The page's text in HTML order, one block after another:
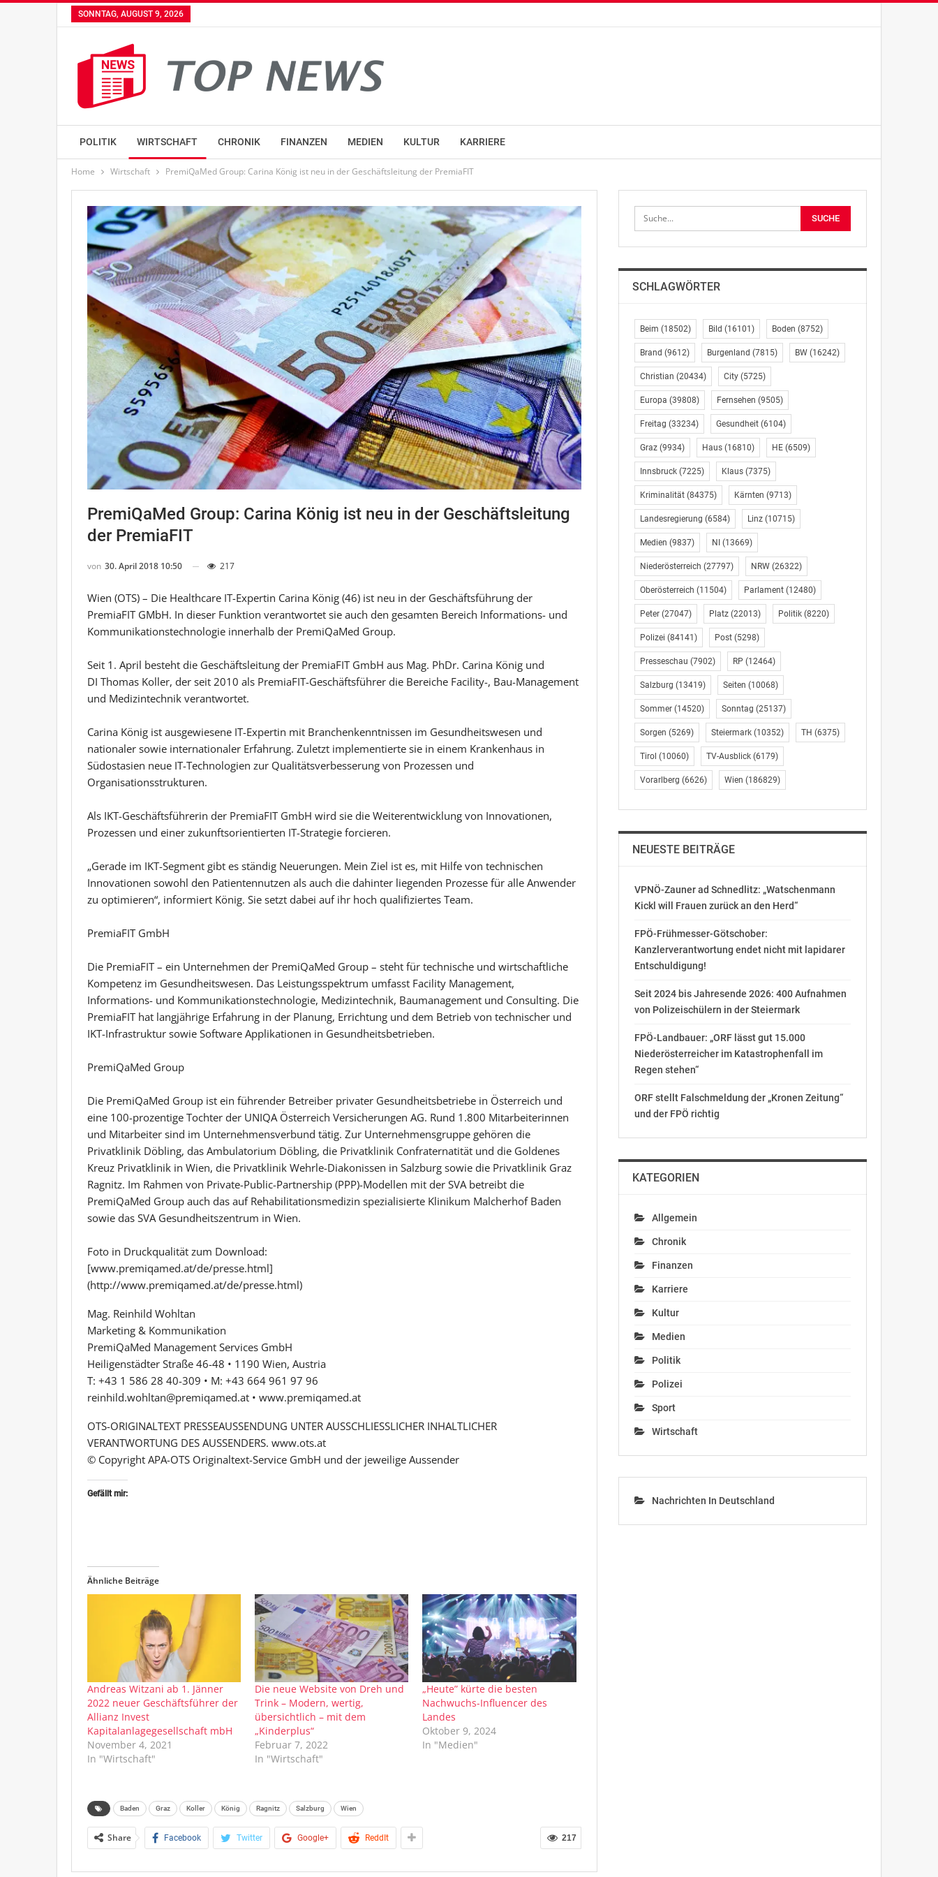
SONNTAG, AUGUST 9, 2026
POLITIK WIRTSCHAFT CHRONIK FINANZEN MEDIEN KULTUR KARRIERE
Home Wirtschaft PremiQaMed Group: Carina König ist neu in der Geschäftsleitung der PremiaFIT
PremiQaMed Group: Carina König ist neu in der Geschäftsleitung
der PremiaFIT
von 30. April 2018 10:50 217
Wien (OTS) – Die Healthcare IT-Expertin Carina König (46) ist neu in der Geschäftsführung der
PremiaFIT GMbH. In dieser Funktion verantwortet sie auch den gesamten Bereich Informations- und
Kommunikationstechnologie innerhalb der PremiQaMed Group.
Seit 1. April besteht die Geschäftsleitung der PremiaFIT GmbH aus Mag. PhDr. Carina König und
DI Thomas Koller, der seit 2010 als PremiaFIT-Geschäftsführer die Bereiche Facility-, Bau-Management
und Medizintechnik verantwortet.
Carina König ist ausgewiesene IT-Expertin mit Branchenkenntnissen im Gesundheitswesen und
nationaler sowie internationaler Erfahrung. Zuletzt implementierte sie in einem Krankenhaus in
Südostasien neue IT-Technologien zur Qualitätsverbesserung von Prozessen und
Organisationsstrukturen.
Als IKT-Geschäftsführerin der PremiaFIT GmbH wird sie die Weiterentwicklung von Innovationen,
Prozessen und einer zukunftsorientierten IT-Strategie forcieren.
„Gerade im IKT-Segment gibt es ständig Neuerungen. Mein Ziel ist es, mit Hilfe von technischen
Innovationen sowohl den Patientennutzen als auch die dahinter liegenden Prozesse für alle Anwender
zu optimieren“, informiert König. Sie setzt dabei auf ihr hoch qualifiziertes Team.
PremiaFIT GmbH
Die PremiaFIT – ein Unternehmen der PremiQaMed Group – steht für technische und wirtschaftliche
Kompetenz im Gesundheitswesen. Das Leistungsspektrum umfasst Facility Management,
Informations- und Kommunikationstechnologie, Medizintechnik, Baumanagement und Consulting. Die
PremiaFIT hat langjährige Erfahrung in der Planung, Errichtung und dem Betrieb von technischer und
IKT-Infrastruktur sowie Software Applikationen in Gesundheitsbetrieben.
PremiQaMed Group
Die PremiQaMed Group ist ein führender Betreiber privater Gesundheitsbetriebe in Österreich und
eine 100-prozentige Tochter der UNIQA Österreich Versicherungen AG. Rund 1.800 Mitarbeiterinnen
und Mitarbeiter sind im Unternehmensverbund tätig. Zur Unternehmensgruppe gehören die
Privatklinik Döbling, das Ambulatorium Döbling, die Privatklinik Confraternatität und die Goldenes
Kreuz Privatklinik in Wien, die Privatklinik Wehrle-Diakonissen in Salzburg sowie die Privatklinik Graz
Ragnitz. Im Rahmen von Private-Public-Partnership (PPP)-Modellen mit der SVA betreibt die
PremiQaMed Group auch das auf Rehabilitationsmedizin spezialisierte Klinikum Malcherhof Baden
sowie das SVA Gesundheitszentrum in Wien.
Foto in Druckqualität zum Download:
[www.premiqamed.at/de/presse.html]
(http://www.premiqamed.at/de/presse.html)
Mag. Reinhild Wohltan
Marketing & Kommunikation
PremiQaMed Management Services GmbH
Heiligenstädter Straße 46-48 • 1190 Wien, Austria
T: +43 1 586 28 40-309 • M: +43 664 961 97 96
reinhild.wohltan@premiqamed.at • www.premiqamed.at
OTS-ORIGINALTEXT PRESSEAUSSENDUNG UNTER AUSSCHLIESSLICHER INHALTLICHER
VERANTWORTUNG DES AUSSENDERS. www.ots.at
© Copyright APA-OTS Originaltext-Service GmbH und der jeweilige Aussender
Gefällt mir:
Ähnliche Beiträge
Andreas Witzani ab 1. Jänner
2022 neuer Geschäftsführer der
Allianz Invest
Kapitalanlagegesellschaft mbH
November 4, 2021
In "Wirtschaft"
Die neue Website von Dreh und
Trink – Modern, wertig,
übersichtlich – mit dem
„Kinderplus“
Februar 7, 2022
In "Wirtschaft"
„Heute” kürte die besten
Nachwuchs-Influencer des
Landes
Oktober 9, 2024
In "Medien"
Baden Graz Koller König Ragnitz Salzburg Wien
217
Share Facebook Twitter Google+ ReddIt
SCHLAGWÖRTER
Beim (18502) Bild (16101) Boden (8752)
Brand (9612) Burgenland (7815) BW(16242)
Christian (20434) City(5725)
Europa (39808) Fernsehen (9505)
Freitag (33234) Gesundheit(6104)
Graz(9934) Haus(16810) HE(6509)
Innsbruck(7225) Klaus(7375)
Kriminalität(84375) Kärnten (9713)
Landesregierung (6584) Linz(10715)
Medien (9837) NI (13669)
Niederösterreich (27797) NRW(26322)
Oberösterreich (11504) Parlament(12480)
Peter(27047) Platz(22013) Politik(8220)
Polizei (84141) Post(5298)
Presseschau (7902) RP (12464)
Salzburg (13419) Seiten (10068)
Sommer(14520) Sonntag (25137)
Sorgen (5269) Steiermark(10352) TH (6375)
Tirol (10060) TV-Ausblick(6179)
Vorarlberg (6626) Wien (186829)
NEUESTE BEITRÄGE
VPNÖ-Zauner ad Schnedlitz: „Watschenmann
Kickl will Frauen zurück an den Herd“
FPÖ-Frühmesser-Götschober:
Kanzlerverantwortung endet nicht mit lapidarer
Entschuldigung!
Seit 2024 bis Jahresende 2026: 400 Aufnahmen
von Polizeischülern in der Steiermark
FPÖ-Landbauer: „ORF lässt gut 15.000
Niederösterreicher im Katastrophenfall im
Regen stehen“
ORF stellt Falschmeldung der „Kronen Zeitung“
und der FPÖ richtig
KATEGORIEN
Allgemein
Chronik
Finanzen
Karriere
Kultur
Medien
Politik
Polizei
Sport
Wirtschaft
Nachrichten In Deutschland